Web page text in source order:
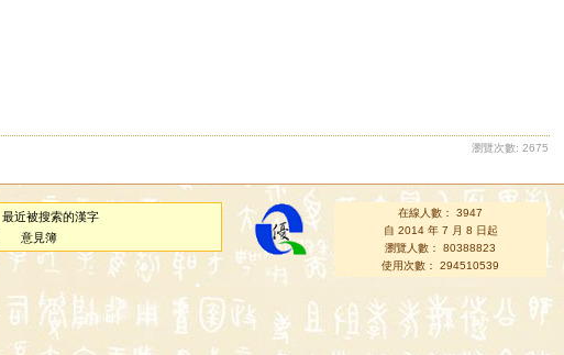
瀏覽次數: 2675
最近被搜索的漢字
意見簿
在線人數： 3947
自 2014 年 7 月 8 日起
瀏覽人數： 80388823
使用次數： 294510539